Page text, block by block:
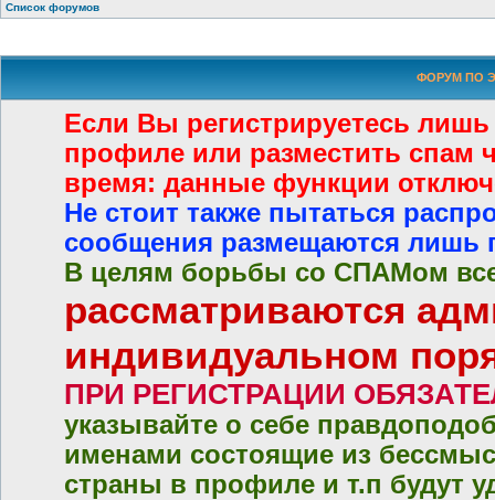
Список форумов
ФОРУМ ПО
Если Вы регистрируетесь
профиле или разместить спам
время: данные функции
Не стоит также пытаться
сообщения размещаются лишь
В целям борьбы со СПАМом все
рассматриваются
индивидуальном
ПРИ РЕГИСТРАЦИИ
указывайте о себе
именами состоящие из
страны в профиле и т.п будут